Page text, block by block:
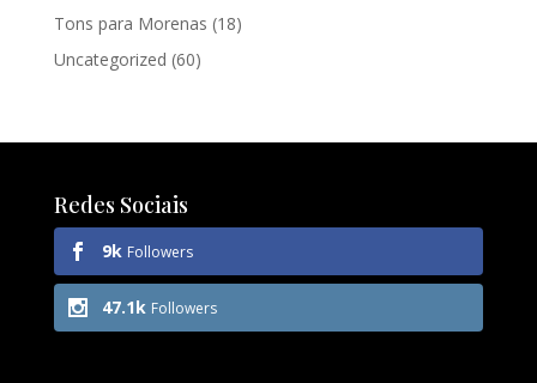
Tons para Morenas (18)
Uncategorized (60)
Redes Sociais
9k Followers
47.1k Followers